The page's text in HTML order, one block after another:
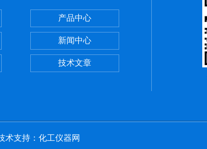
斯电源
断路器
斯继电器
产品中心
新闻中心
技术文章
术支持： 化工仪器网